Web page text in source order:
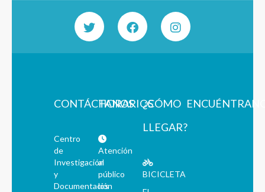
CONTÁCTANOS
Centro
de
Investigación
y
Documentación
HORARIOS
Atención
al
público
los
¿CÓMO
LLEGAR?
BICICLETA